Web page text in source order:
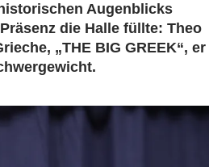
Augenblicks
die Halle füllte: Theo
„THE BIG GREEK“, er